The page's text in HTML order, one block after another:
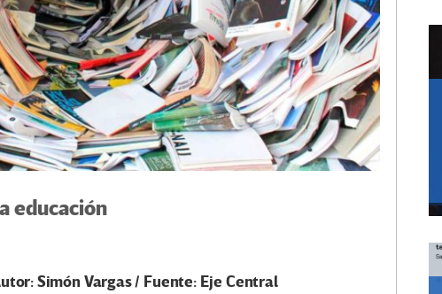
educación
Simón Vargas / Fuente: Eje Central